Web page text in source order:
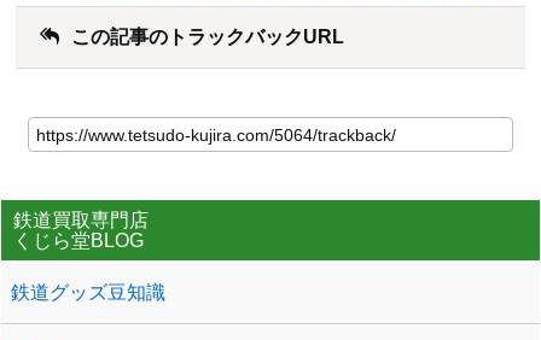
この記事のトラックバックURL
鉄道買取専門店
くじら堂BLOG
鉄道グッズ豆知識